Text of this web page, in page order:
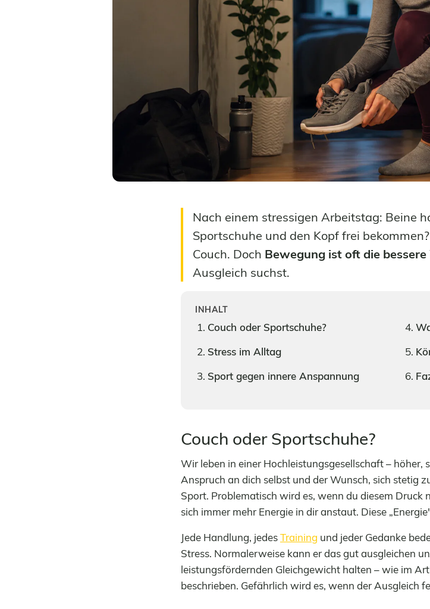
Nach einem stressigen Arbeitstag: Beine
Sportschuhe und den Kopf frei
Couch. Doch Bewegung ist oft die bessere
Ausgleich suchst.
INHALT
Couch oder Sportschuhe?
Stress im Alltag
Sport gegen innere Anspannung
Couch oder Sportschuhe?
Wir leben in einer Hochleistungsgesellschaft – höher,
Anspruch an dich selbst und der Wunsch, sich stetig
Sport. Problematisch wird es, wenn du diesem Druck
sich immer mehr Energie in dir anstaut. Diese
Jede Handlung, jedesTraining und jeder Gedanke
Stress. Normalerweise kann er das gut ausgleichen
leistungsfördernden Gleichgewicht halten – wie im
beschrieben. Gefährlich wird es, wenn der Ausgleich